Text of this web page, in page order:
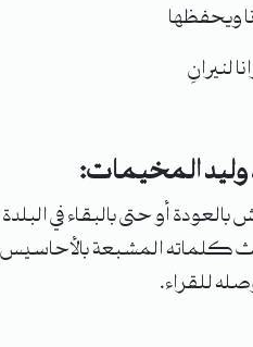
ويحفظها
لنيرانِ
وليد المخيمات:
أو حتى بالبقاء في
المشبعة بالأحاسيس
للقراء.